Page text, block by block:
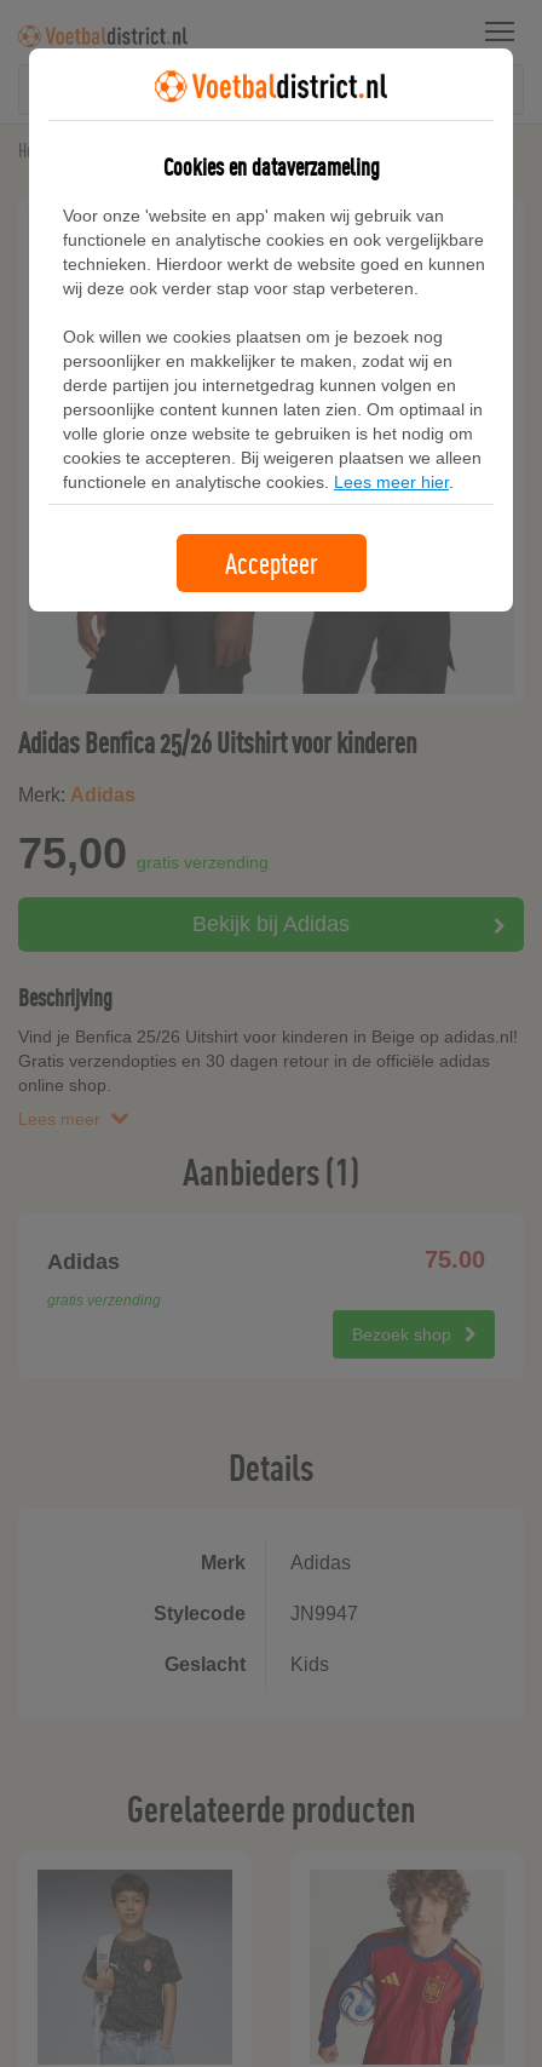
Menu
Home
Adidas Benfica 25/26 Uitshirt voor kinderen
Merk: Adidas
75,00 gratis verzending
Bekijk bij Adidas
Beschrijving
Vind je Benfica 25/26 Uitshirt voor kinderen in Beige op adidas.nl!
Gratis verzendopties en 30 dagen retour in de officiële adidas
online shop.
Lees meer
Aanbieders (1)
Adidas 75.00
gratis verzending
Bezoek shop
Details
Merk Adidas
Stylecode JN9947
Geslacht Kids
Gerelateerde producten
Cookies en dataverzameling
Voor onze 'website en app' maken wij gebruik van
functionele en analytische cookies en ook vergelijkbare
technieken. Hierdoor werkt de website goed en kunnen
wij deze ook verder stap voor stap verbeteren.
Ook willen we cookies plaatsen om je bezoek nog
persoonlijker en makkelijker te maken, zodat wij en
derde partijen jou internetgedrag kunnen volgen en
persoonlijke content kunnen laten zien. Om optimaal in
volle glorie onze website te gebruiken is het nodig om
cookies te accepteren. Bij weigeren plaatsen we alleen
functionele en analytische cookies. Lees meer hier.
Accepteer